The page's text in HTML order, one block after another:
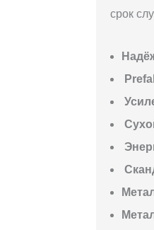
срок